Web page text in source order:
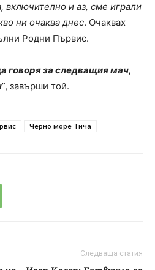
включително и аз, сме играли
ни очаква днес. Очаквах
Родни Първис.
говоря за следващия мач,
”, завърши той.
Черно море Тича
Следваща статия